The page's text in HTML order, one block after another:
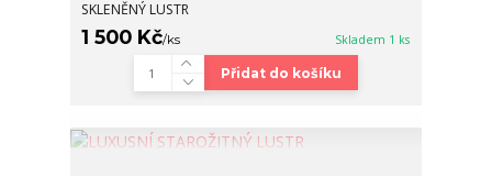
SKLENĚNÝ LUSTR
1 500 Kč/ks Skladem 1 ks
Přidat do košíku